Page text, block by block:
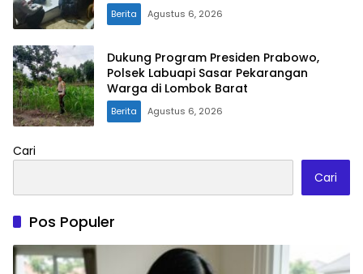
Berita Agustus 6, 2026
Dukung Program Presiden Prabowo,
Polsek Labuapi Sasar Pekarangan
Warga di Lombok Barat
Berita Agustus 6, 2026
Cari
Cari
Pos Populer